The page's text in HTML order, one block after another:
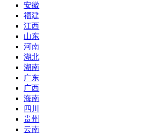
安徽
福建
江西
山东
河南
湖北
湖南
广东
广西
海南
四川
贵州
云南